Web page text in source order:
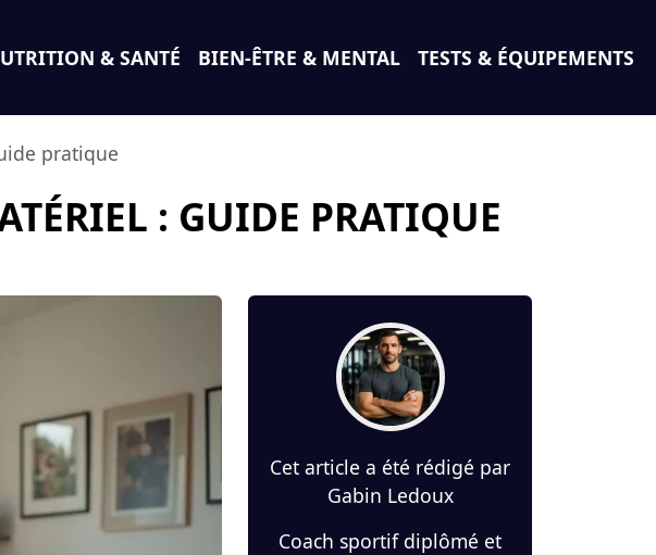
& SANTÉ BIEN-ÊTRE & MENTAL TESTS & ÉQUIPEMENTS
pratique
: GUIDE PRATIQUE
Cet article a été rédigé par
Gabin Ledoux
Coach sportif diplômé et